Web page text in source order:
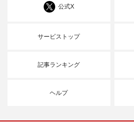
公式X
サービストップ
記事ランキング
ヘルプ